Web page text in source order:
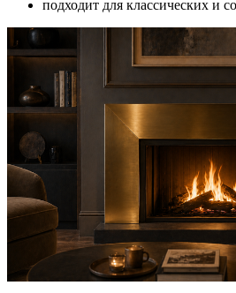
подходит для классических и